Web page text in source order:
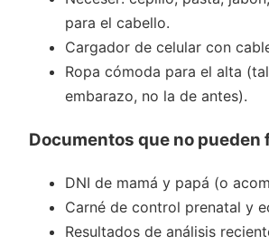
para el cabello.
Cargador de celular con
Ropa cómoda para el alta
embarazo, no la de antes).
Documentos que no pueden
DNI de mamá y papá (o
Carné de control prenatal y
Resultados de análisis